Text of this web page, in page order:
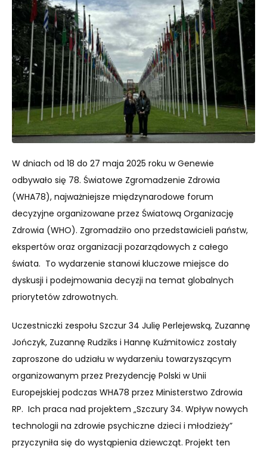
W dniach od 18 do 27 maja 2025 roku w Genewie
odbywało się 78. Światowe Zgromadzenie Zdrowia
(WHA78), najważniejsze międzynarodowe forum
decyzyjne organizowane przez Światową Organizację
Zdrowia (WHO). Zgromadziło ono przedstawicieli państw,
ekspertów oraz organizacji pozarządowych z całego
świata. To wydarzenie stanowi kluczowe miejsce do
dyskusji i podejmowania decyzji na temat globalnych
priorytetów zdrowotnych.
Uczestniczki zespołu Szczur 34 Julię Perlejewską, Zuzannę
Jończyk, Zuzannę Rudziks i Hannę Kuźmitowicz zostały
zaproszone do udziału w wydarzeniu towarzyszącym
organizowanym przez Prezydencję Polski w Unii
Europejskiej podczas WHA78 przez Ministerstwo Zdrowia
RP. Ich praca nad projektem „Szczury 34. Wpływ nowych
technologii na zdrowie psychiczne dzieci i młodzieży”
przyczyniła się do wystąpienia dziewcząt. Projekt ten